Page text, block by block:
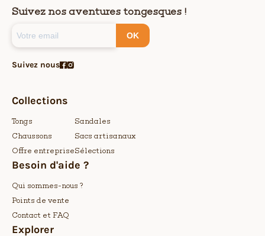
Suivez nos aventures tongesques !
OK
Suivez nous
Collections
Tongs
Chaussons
Offre entreprise
Sandales
Sacs artisanaux
Sélections
Besoin d'aide ?
Qui sommes-nous ?
Points de vente
Contact et FAQ
Explorer